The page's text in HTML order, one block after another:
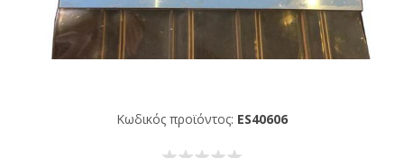
Κωδικός προϊόντος: ES40606